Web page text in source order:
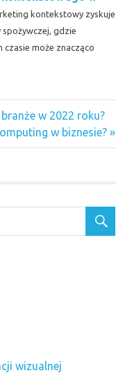
kontekstowy zyskuje
spożywczej, gdzie
może znacząco
w 2022 roku?
w biznesie?
wizualnej